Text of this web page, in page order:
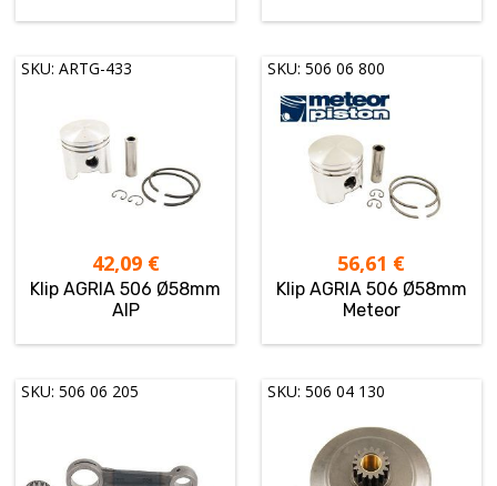
SKU: ARTG-433
42,09 €
Klip AGRIA 506 Ø58mm
AIP
SKU: 506 06 800
56,61 €
Klip AGRIA 506 Ø58mm
Meteor
SKU: 506 06 205 SKU: 506 04 130